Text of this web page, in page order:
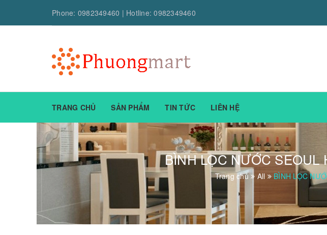
Phone: 0982349460 | Hotline:0982349460
TRANG CHỦ SẢN PHẨM TIN TỨC LIÊN HỆ
BÌNH LỌC NƯỚC SEOUL
Trang chủ All BÌNH LỌC